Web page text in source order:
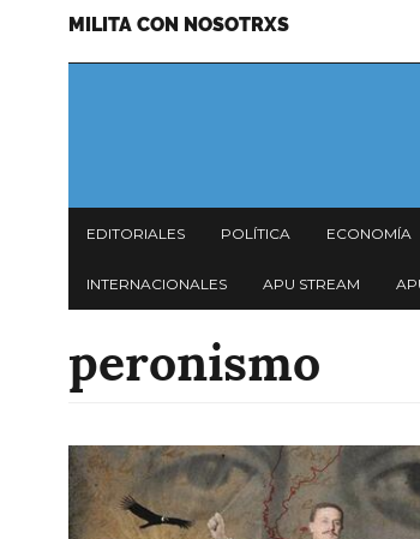
Menu
MILITA CON NOSOTRXS
Navegación
principal
EDITORIALES POLÍTICA ECONOMÍA
INTERNACIONALES APU STREAM
peronismo
Imagen